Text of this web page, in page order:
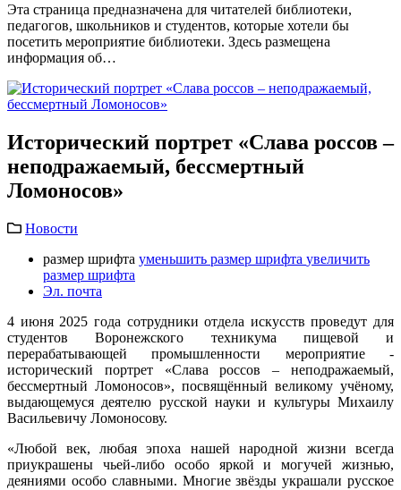
Эта страница предназначена для читателей библиотеки,
педагогов, школьников и студентов, которые хотели бы
посетить мероприятие библиотеки. Здесь размещена
информация об…
Исторический портрет «Слава россов –
неподражаемый, бессмертный
Ломоносов»
Новости
размер шрифта уменьшить размер шрифта увеличить
размер шрифта
Эл. почта
4 июня 2025 года сотрудники отдела искусств проведут для
студентов Воронежского техникума пищевой и
перерабатывающей промышленности мероприятие -
исторический портрет «Слава россов – неподражаемый,
бессмертный Ломоносов», посвящённый великому учёному,
выдающемуся деятелю русской науки и культуры Михаилу
Васильевичу Ломоносову.
«Любой век, любая эпоха нашей народной жизни всегда
приукрашены чьей-либо особо яркой и могучей жизнью,
деяниями особо славными. Многие звёзды украшали русское